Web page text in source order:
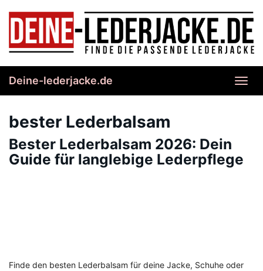
content
Deine-lederjacke.de
bester Lederbalsam
Bester Lederbalsam 2026: Dein
Guide für langlebige Lederpflege
Finde den besten Lederbalsam für deine Jacke, Schuhe oder